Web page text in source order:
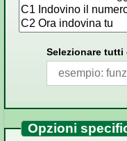
Selezionare
Opzioni